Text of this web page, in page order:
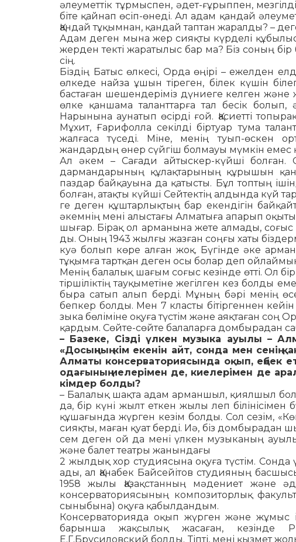
әлеуметтік тұрмыспен, әдет-ғұрыппен,
біте қайнап өсіп-өнеді. Ал адам қандай
Қандай тұқымнан, қандай таптан жаралды? –
Адам деген мына жер сияқты күрделі
жер­ден текті жаратылыс бар ма? Біз соның
сің.
Біздің Батыс өлкесі, Орда өңірі – ежелден
өлкеде найза ұшын тіреген, білек күшін
бастаған шешендеріміз дүниеге келген және
өлке қаншама таланттарға тал бесік
Нарынына ау­натып өсірді ғой. Қасиетті
Мұхит, Ға­рифолла секілді біртуар тума
жалғаса түседі. Міне, менің туып-өскен
жандардың өнер сүй­гіш болмауы мүмкін емес
Ал әкем – Сағади айтыскер-күйші
дармандарының құлақтарының құрышын
паздар байқауына да қатысты. Бұл топтың
бол­­ған, атақты күйші Сейтектің алдында күй
ге де­ген құштарлықтың бар екендігін
әкем­нің мені алыстағы Алматыға апарып
шы­ғар. Бірақ ол арманына жете алмады,
ды. Оның 1943 жылғы жазған соңғы хаты
куә болып көре алған жоқ. Бүгінде әке
тұқымға тартқан деген осы болар деп
Менің балалық шағым соғыс кезінде өтті. Ол
тіршіліктің тауқыметіне жегілген кез
быра сатып алып берді. Мұның бәрі менің
бепкер болды. Мен 7 класты бітіргеннен
зыка бөліміне оқуға түстім және аяқтаған
қардым. Сөйте-сөйте балаларға домбырадан
– Базеке, Сізді үлкен музыка ауылы –
«Досыңның кім екенін айт, сонда мен сенің
Алматы кон­серваториясында оқып, еңбек
одағының ие­лерімен де, киелерімен де
кімдер болды?
– Балалық шақта адам арманшыл, қиялшыл
да, бір күні жылт еткен жылы леп
құшағында жүрген кезім болды. Сол сезім,
сияқ­ты, маған қуат берді. Иә, біз домбырадан
сем деген ой да мені үлкен музыканың
және балет театры жанындағы
2 жыл­дық хор студиясына оқуға түстім.
ады, ал Қанабек Байсейітов студияның
1958 жылы Қазақстанның мәдениет жә­не
консерваториясының композиторлық
сыныбына) оқуға қабылдандым.
Консерваторияда оқып жүрген және жұмыс
барынша жақсылық жасаған, кезінде
Е.Г.Брусиловский болды. Тіпті, мені қызмет